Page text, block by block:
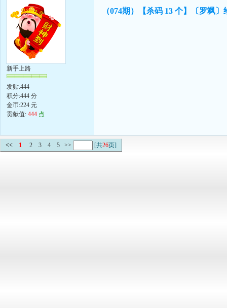
新手上路
发贴:444
积分:444 分
金币:224 元
贡献值: 444 点
（074期）【杀码 13 个】〔罗飒
<< 1 2 3 4 5 >> [共26页]